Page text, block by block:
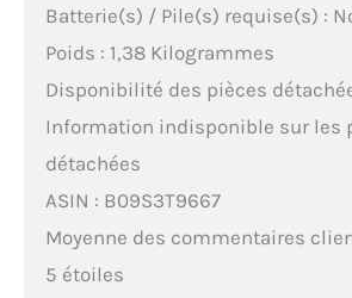
Batterie(s) / Pile(s) requise(s) :
Poids : 1,38 Kilogrammes
Disponibilité des pièces
Information indisponible sur les
détachées
ASIN : B09S3T9667
Moyenne des commentaires
5 étoiles